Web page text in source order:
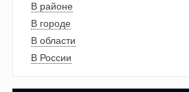
В районе
В городе
В области
В России